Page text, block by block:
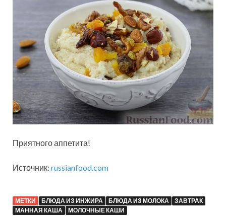
Приятного аппетита!
Источник: russianfood.com
МЕТКИ БЛЮДА ИЗ ИНЖИРА БЛЮДА ИЗ МОЛОКА
ЗАВТРАК
МАННАЯ КАША
МОЛОЧНЫЕ КАШИ